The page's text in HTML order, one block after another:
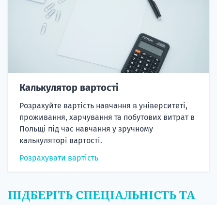
Калькулятор вартості
Розрахуйте вартість навчання в університеті,
проживання, харчування та побутових витрат в
Польщі під час навчання у зручному
калькуляторі вартості.
Розрахувати вартість
ПІДБЕРІТЬ СПЕЦІАЛЬНІСТЬ ТА